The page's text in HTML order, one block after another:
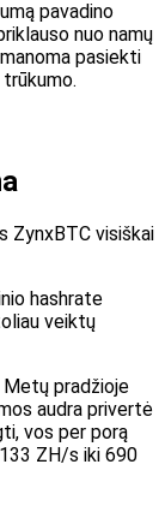
pavadino
nuo namų
pasiekti
ZynxBTC visiškai
hashrate
veiktų
Metų pradžioje
audra privertė
vos per porą
ZH/s iki 690